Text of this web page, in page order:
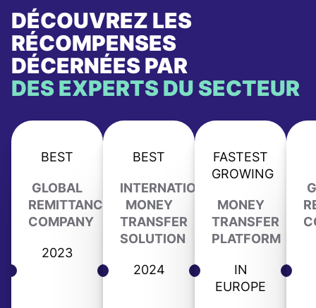
DÉCOUVREZ LES
RÉCOMPENSES
DÉCERNÉES PAR
DES EXPERTS DU SECTEUR
BEST
GLOBAL
REMITTANCE
COMPANY
2023
BEST
INTERNATIONAL
MONEY
TRANSFER
SOLUTION
2024
FASTEST
GROWING
MONEY
TRANSFER
PLATFORM
IN
EUROPE